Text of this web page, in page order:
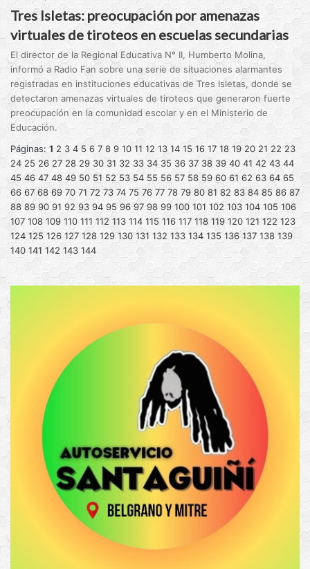
Tres Isletas: preocupación por amenazas
virtuales de tiroteos en escuelas secundarias
El director de la Regional Educativa N° II, Humberto Molina,
informó a Radio Fan sobre una serie de situaciones alarmantes
registradas en instituciones educativas de Tres Isletas, donde se
detectaron amenazas virtuales de tiroteos que generaron fuerte
preocupación en la comunidad escolar y en el Ministerio de
Educación.
Páginas: 1 2 3 4 5 6 7 8 9 10 11 12 13 14 15 16 17 18 19 20 21 22 23
24 25 26 27 28 29 30 31 32 33 34 35 36 37 38 39 40 41 42 43 44
45 46 47 48 49 50 51 52 53 54 55 56 57 58 59 60 61 62 63 64 65
66 67 68 69 70 71 72 73 74 75 76 77 78 79 80 81 82 83 84 85 86 87
88 89 90 91 92 93 94 95 96 97 98 99 100 101 102 103 104 105 106
107 108 109 110 111 112 113 114 115 116 117 118 119 120 121 122 123
124 125 126 127 128 129 130 131 132 133 134 135 136 137 138 139
140 141 142 143 144